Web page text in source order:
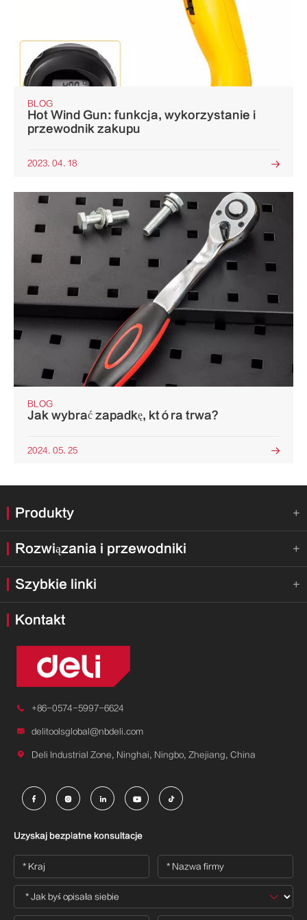
BLOG
Hot Wind Gun: funkcja, wykorzystanie i
przewodnik zakupu
2023. 04. 18 
BLOG
Jak wybrać zapadkę, która trwa?
2024. 05. 25 
Produkty 
Rozwiązania i przewodniki 
Szybkie linki 
Kontakt
 +86-0574-5997-6624
 delitoolsglobal@nbdeli.com
 Deli Industrial Zone, Ninghai, Ningbo, Zhejiang, China
    
Uzyskaj bezpłatne konsultacje